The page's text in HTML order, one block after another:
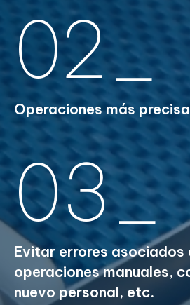
02_
Operaciones más
03_
Evitar errores asociados
operaciones manuales,
nuevo personal, etc.